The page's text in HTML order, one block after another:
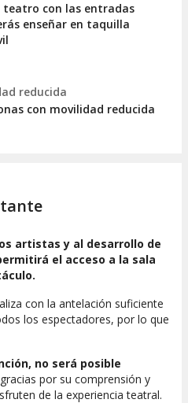
teatro con las entradas
enseñar en taquilla
reducida
con movilidad reducida
artistas y al desarrollo de
el acceso a la sala
con la antelación suficiente
los espectadores, por lo que
no será posible
por su comprensión y
de la experiencia teatral.